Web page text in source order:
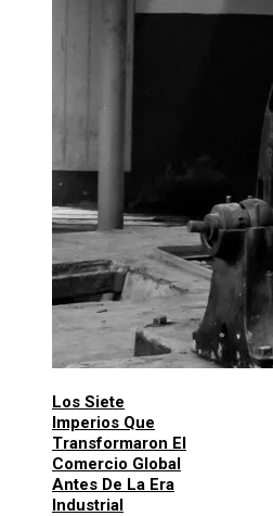
Los Siete
Imperios Que
Transformaron El
Comercio Global
Antes De La Era
Industrial